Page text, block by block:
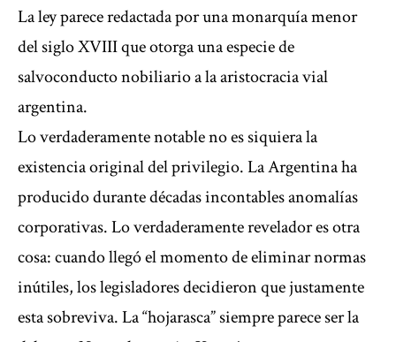
La ley parece redactada por una monarquía menor
del siglo XVIII que otorga una especie de
salvoconducto nobiliario a la aristocracia vial
argentina.
Lo verdaderamente notable no es siquiera la
existencia original del privilegio. La Argentina ha
producido durante décadas incontables anomalías
corporativas. Lo verdaderamente revelador es otra
cosa: cuando llegó el momento de eliminar normas
inútiles, los legisladores decidieron que justamente
esta sobreviva. La “hojarasca” siempre parece ser la